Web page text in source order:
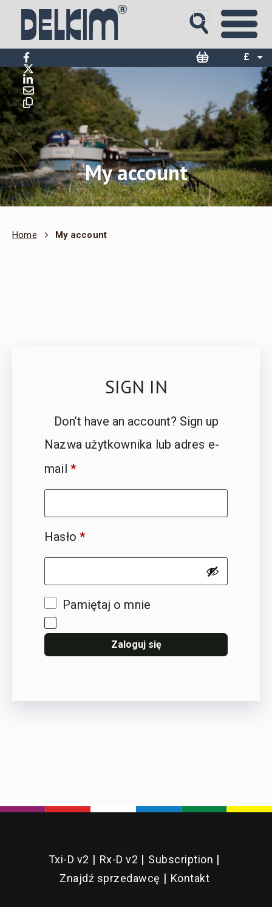
£
€
My account
Home My account
SIGN IN
Don’t have an account? Sign up
Nazwa użytkownika lub adres e-
mail*
Hasło*
Pamiętaj o mnie
Zaloguj się
Txi-D v2 Rx-D v2
Subscription
Znajdź sprzedawcę
Kontakt